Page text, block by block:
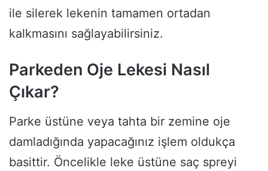
ile silerek lekenin tamamen ortadan
kalkmasını sağlayabilirsiniz.
Parkeden Oje Lekesi Nasıl
Çıkar?
Parke üstüne veya tahta bir zemine oje
damladığında yapacağınız işlem oldukça
basittir. Öncelikle leke üstüne saç spreyi